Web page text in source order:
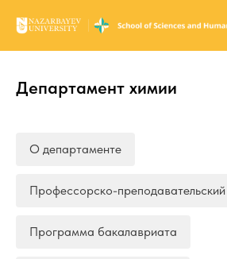
Департамент химии
О департаменте
Профессорско-
Программа бакалавриата